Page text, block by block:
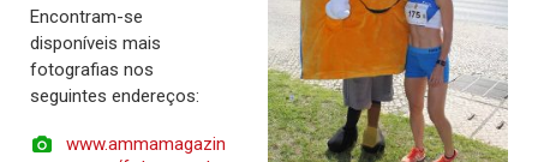
Encontram-se
disponíveis mais
fotografias nos
seguintes endereços:
www.ammamagazin